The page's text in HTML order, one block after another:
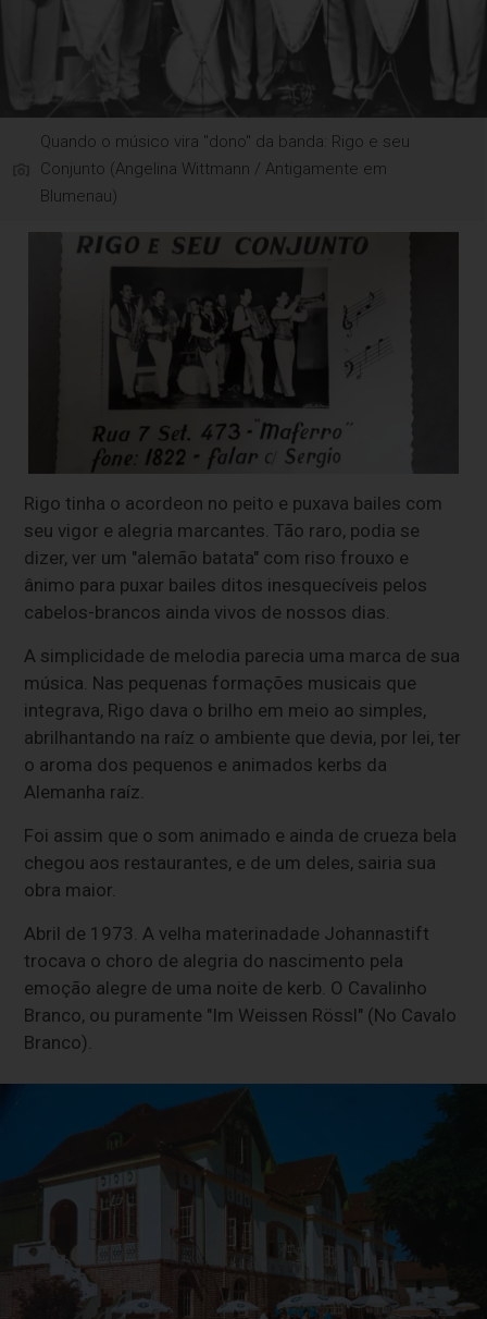
Quando o músico vira "dono" da banda: Rigo e seu
Conjunto (Angelina Wittmann / Antigamente em
Blumenau)
Rigo tinha o acordeon no peito e puxava bailes com
seu vigor e alegria marcantes. Tão raro, podia se
dizer, ver um "alemão batata" com riso frouxo e
ânimo para puxar bailes ditos inesquecíveis pelos
cabelos-brancos ainda vivos de nossos dias.
A simplicidade de melodia parecia uma marca de sua
música. Nas pequenas formações musicais que
integrava, Rigo dava o brilho em meio ao simples,
abrilhantando na raíz o ambiente que devia, por lei, ter
o aroma dos pequenos e animados kerbs da
Alemanha raíz.
Foi assim que o som animado e ainda de crueza bela
chegou aos restaurantes, e de um deles, sairia sua
obra maior.
Abril de 1973. A velha materinadade Johannastift
trocava o choro de alegria do nascimento pela
emoção alegre de uma noite de kerb. O Cavalinho
Branco, ou puramente "Im Weissen Rössl" (No Cavalo
Branco).